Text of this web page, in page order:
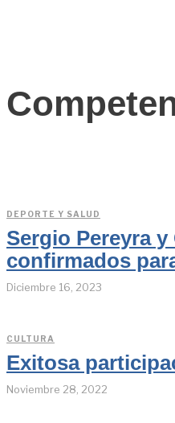
DEPORTE Y SALUD
Sergio Pereyra
confirmados
Diciembre 16, 2023
CULTURA
Exitosa
Noviembre 28, 2022